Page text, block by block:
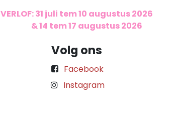
VERLOF: 31 juli tem 10 augustus 2026
& 14 tem 17 augustus 2026
Volg ons
Facebook
Instagram